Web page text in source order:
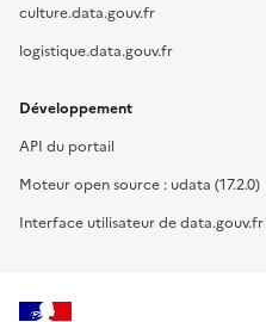
culture.data.gouv.fr
logistique.data.gouv.fr
Développement
API du portail
Moteur open source : udata (17.2.0)
Interface utilisateur de